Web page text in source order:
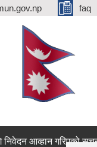
faq
आव्हान गरिएको सूचना